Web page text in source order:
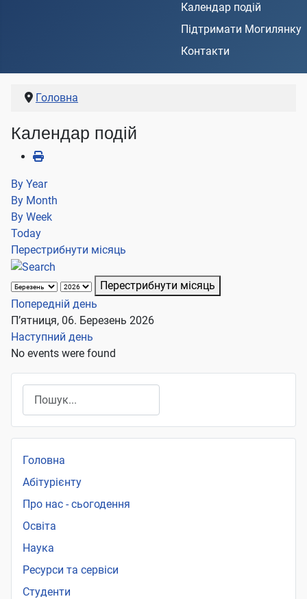
Календар подій
Підтримати Могилянку
Контакти
Головна
Календар подій
By Year
By Month
By Week
Today
Перестрибнути місяць
Перестрибнути місяць
Попередній день
П’ятниця, 06. Березень 2026
Наступний день
No events were found
Головна
Абітурієнту
Про нас - сьогодення
Освіта
Наука
Ресурси та сервіси
Студенти